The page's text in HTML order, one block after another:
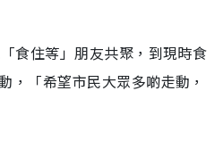
食住等」朋友共聚，到現時食
「希望市民大眾多啲走動，